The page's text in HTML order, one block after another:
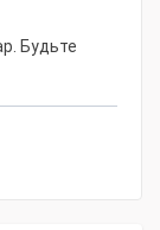
Будьте